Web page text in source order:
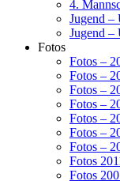
4.
Jugend –
Jugend –
Fotos
Fotos –
Fotos –
Fotos –
Fotos –
Fotos –
Fotos –
Fotos –
Fotos
Fotos